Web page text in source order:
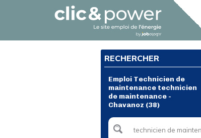
RECHERCHER
Emploi Technicien de
maintenance technicien
de maintenance -
Chavanoz (38)